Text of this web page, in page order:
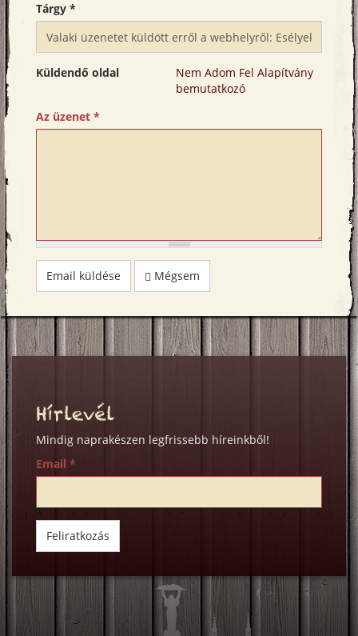
Tárgy *
Küldendő oldal
Nem Adom Fel Alapítvány
bemutatkozó
Az üzenet *
Email küldése Mégsem
Hírlevél
Mindig naprakészen legfrissebb híreinkből!
Email *
Feliratkozás